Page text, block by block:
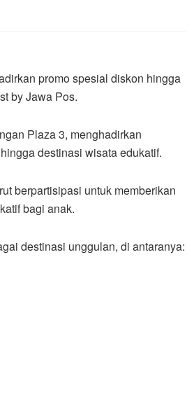
promo spesial diskon hingga
by Jawa Pos.
Plaza 3, menghadirkan
destinasi wisata edukatif.
berpartisipasi untuk memberikan
bagi anak.
destinasi unggulan, di antaranya: